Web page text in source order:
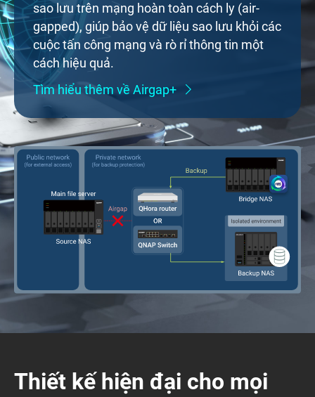
sao lưu trên mạng hoàn toàn cách ly (air-
gapped), giúp bảo vệ dữ liệu sao lưu khỏi các
cuộc tấn công mạng và rò rỉ thông tin một
cách hiệu quả.
Tìm hiểu thêm về Airgap+
Thiết kế hiện đại cho mọi